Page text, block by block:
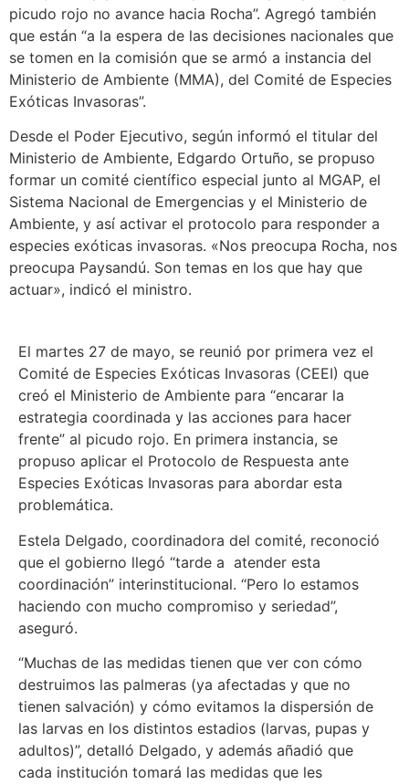
picudo rojo no avance hacia Rocha”. Agregó también
que están “a la espera de las decisiones nacionales que
se tomen en la comisión que se armó a instancia del
Ministerio de Ambiente (MMA), del Comité de Especies
Exóticas Invasoras”.
Desde el Poder Ejecutivo, según informó el titular del
Ministerio de Ambiente, Edgardo Ortuño, se propuso
formar un comité científico especial junto al MGAP, el
Sistema Nacional de Emergencias y el Ministerio de
Ambiente, y así activar el protocolo para responder a
especies exóticas invasoras. «Nos preocupa Rocha, nos
preocupa Paysandú. Son temas en los que hay que
actuar», indicó el ministro.
El martes 27 de mayo, se reunió por primera vez el
Comité de Especies Exóticas Invasoras (CEEI) que
creó el Ministerio de Ambiente para “encarar la
estrategia coordinada y las acciones para hacer
frente” al picudo rojo. En primera instancia, se
propuso aplicar el Protocolo de Respuesta ante
Especies Exóticas Invasoras para abordar esta
problemática.
Estela Delgado, coordinadora del comité, reconoció
que el gobierno llegó “tarde a atender esta
coordinación” interinstitucional. “Pero lo estamos
haciendo con mucho compromiso y seriedad”,
aseguró.
“Muchas de las medidas tienen que ver con cómo
destruimos las palmeras (ya afectadas y que no
tienen salvación) y cómo evitamos la dispersión de
las larvas en los distintos estadios (larvas, pupas y
adultos)”, detalló Delgado, y además añadió que
cada institución tomará las medidas que les